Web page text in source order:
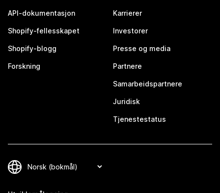
API-dokumentasjon
Shopify-fellesskapet
Shopify-blogg
Forskning
Karrierer
Investorer
Presse og media
Partnere
Samarbeidspartnere
Juridisk
Tjenestestatus